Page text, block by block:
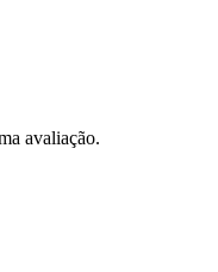
avaliação.